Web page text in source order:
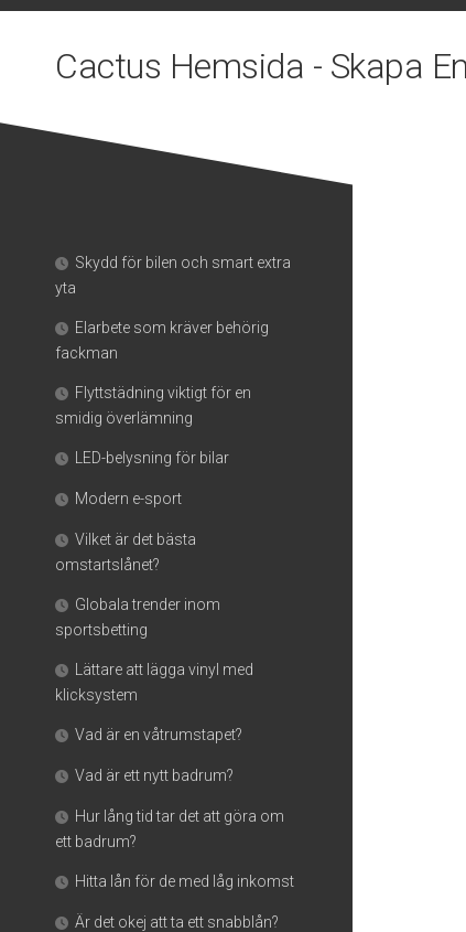
Skip
Cactus Hemsida - Skapa
Skydd för bilen och smart extra
yta
Elarbete som kräver behörig
fackman
Flyttstädning viktigt för en
smidig överlämning
LED-belysning för bilar
Modern e-sport
Vilket är det bästa
omstartslånet?
Globala trender inom
sportsbetting
Lättare att lägga vinyl med
klicksystem
Vad är en våtrumstapet?
Vad är ett nytt badrum?
Hur lång tid tar det att göra om
ett badrum?
Hitta lån för de med låg inkomst
Är det okej att ta ett snabblån?